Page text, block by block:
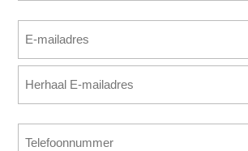
mailadres